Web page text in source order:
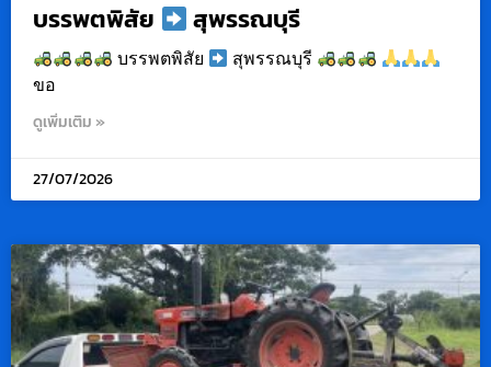
บรรพตพิสัย สุพรรณบุรี
บรรพตพิสัย
สุพรรณบุรี
ขอ
ดูเพิ่มเติม »
27/07/2026